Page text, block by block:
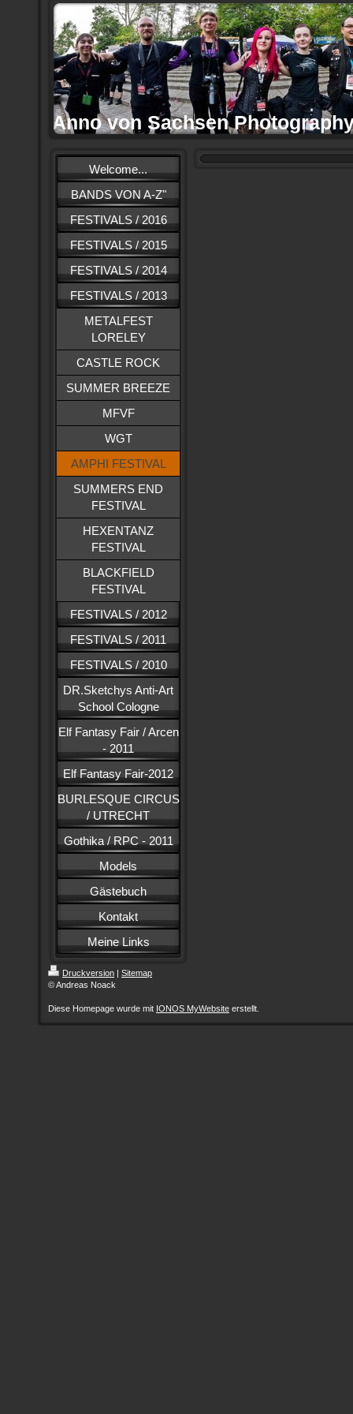
Anno von Sachsen
Welcome...
BANDS VON A-Z"
FESTIVALS / 2016
FESTIVALS / 2015
FESTIVALS / 2014
FESTIVALS / 2013
METALFEST
LORELEY
CASTLE ROCK
SUMMER BREEZE
MFVF
WGT
AMPHI FESTIVAL
SUMMERS END
FESTIVAL
HEXENTANZ
FESTIVAL
BLACKFIELD
FESTIVAL
FESTIVALS / 2012
FESTIVALS / 2011
FESTIVALS / 2010
DR.Sketchys Anti-Art
School Cologne
Elf Fantasy Fair / Arcen
- 2011
Elf Fantasy Fair-2012
BURLESQUE CIRCUS
/ UTRECHT
Gothika / RPC - 2011
Models
Gästebuch
Kontakt
Meine Links
Druckversion | Sitemap
© Andreas Noack
Diese Homepage wurde mit IONOS MyWebsite erstellt.